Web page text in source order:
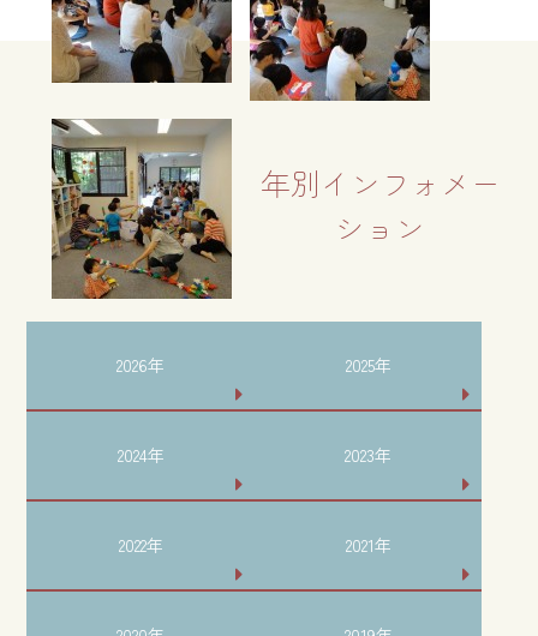
年別インフォメー
ション
2026年 2025年
2024年 2023年
2022年 2021年